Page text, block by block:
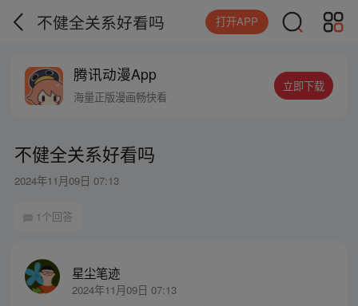
不健全关系好看吗 打开APP
腾讯动漫App
海量正版漫画畅快看
立即下载
不健全关系好看吗
2024年11月09日 07:13
1个回答
星尘笔迹
2024年11月09日 07:13